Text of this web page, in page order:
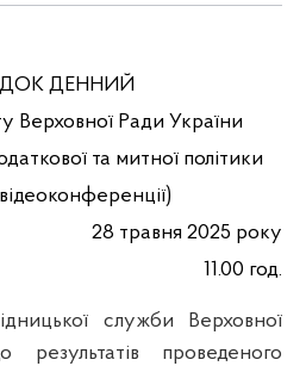
ДЕННИЙ
Верховної Ради України
та митної політики
28 травня 2025 року
11.00 год.
служби Верховної
проведеного